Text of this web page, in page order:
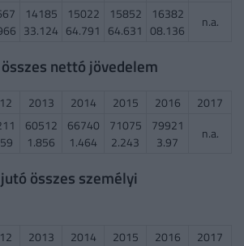
14185
33.124
15022
64.791
15852
64.631
16382
08.136
n.a.
nettó jövedelem
2013 2014 2015 2016
2017
60512
1.856
66740
1.464
71075
2.243
79921
3.97
n.a.
összes személyi
2013 2014 2015 2016
2017